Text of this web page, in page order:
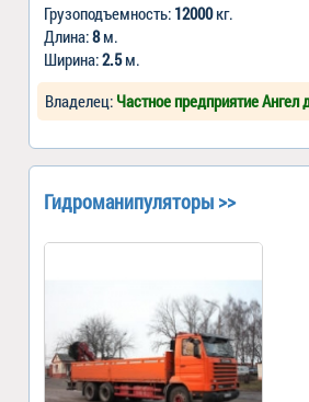
Грузоподъемность: 12000кг.
Длина:8м.
Ширина:2.5м.
Владелец: Частное предприятие Ангел
Гидроманипуляторы >>